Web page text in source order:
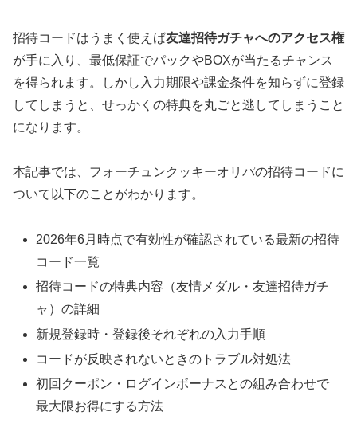
招待コードはうまく使えば友達招待ガチャへのアクセス権
が手に入り、最低保証でパックやBOXが当たるチャンス
を得られます。しかし入力期限や課金条件を知らずに登録
してしまうと、せっかくの特典を丸ごと逃してしまうこと
になります。
本記事では、フォーチュンクッキーオリパの招待コードに
ついて以下のことがわかります。
2026年6月時点で有効性が確認されている最新の招待
コード一覧
招待コードの特典内容（友情メダル・友達招待ガチ
ャ）の詳細
新規登録時・登録後それぞれの入力手順
コードが反映されないときのトラブル対処法
初回クーポン・ログインボーナスとの組み合わせで
最大限お得にする方法